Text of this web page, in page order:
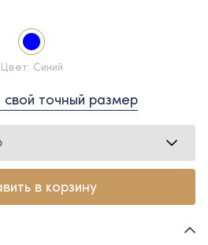
Цвет: Синий
точный размер
в корзину